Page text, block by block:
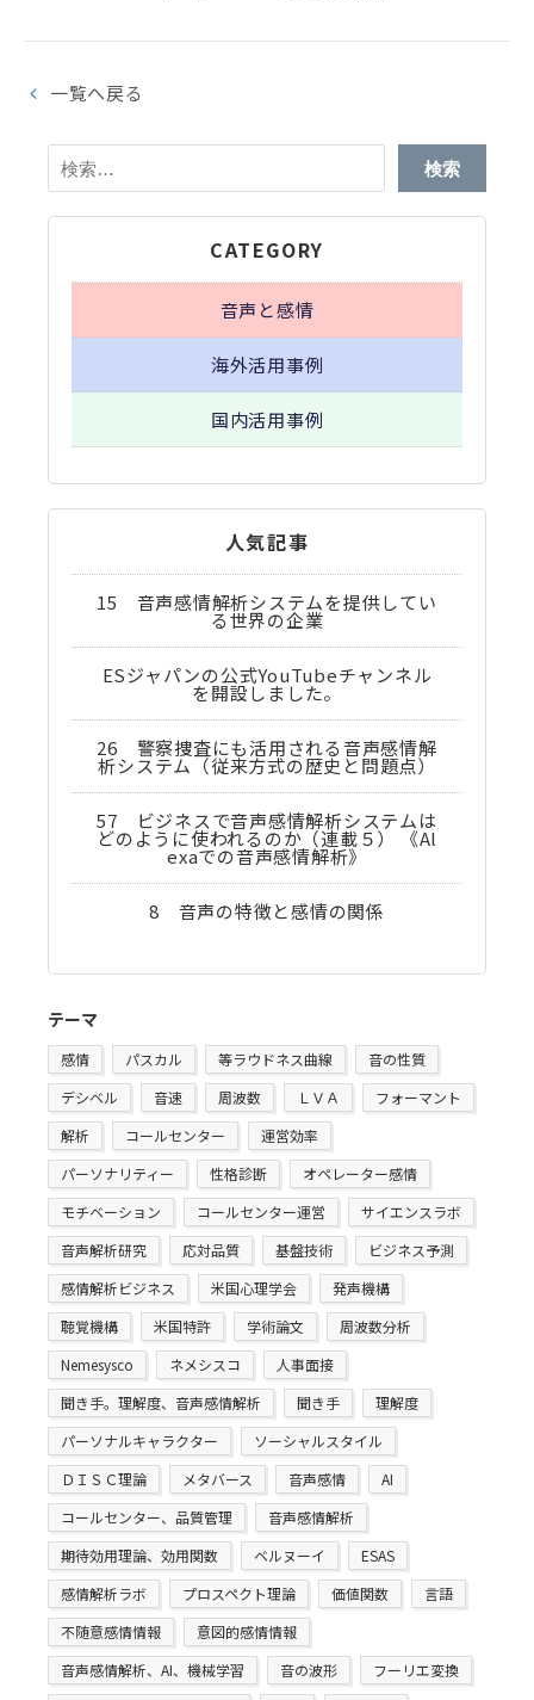
一覧へ戻る
検
CATEGORY
音声と感情
海外活用事例
国内活用事例
人気記事
15 音声感情解析システムを提供してい
る世界の企業
ESジャパンの公式YouTubeチャンネル
を開設しました。
26 警察捜査にも活用される音声感情解
析システム（従来方式の歴史と問題点）
57 ビジネスで音声感情解析システムは
どのように使われるのか（連載５） 《Al
exaでの音声感情解析》
8 音声の特徴と感情の関係
テーマ
感情 パスカル 等ラウドネス曲線
音の性質
デシベル
音速 周波数 ＬＶＡ
フォーマント
解析
コールセンター
運営効率
パーソナリティー
性格診断
オペレーター感情
モチベーション
コールセンター運営
サイエンスラボ
音声解析研究
応対品質 基盤技術
ビジネス予測
感情解析ビジネス
米国心理学会
発声機構
聴覚機構
米国特許 学術論文
周波数分析
Nemesysco
ネメシスコ
人事面接
聞き手。理解度、音声感情解析
聞き手
理解度
パーソナルキャラクター
ソーシャルスタイル
ＤＩＳＣ理論
メタバース 音声感情
AI
コールセンター、品質管理
音声感情解析
期待効用理論、効用関数
ベルヌーイ
ESAS
感情解析ラボ
プロスペクト理論 価値関数
言語
不随意感情情報
意図的感情情報
音声感情解析、AI、機械学習
音の波形
フーリエ変換